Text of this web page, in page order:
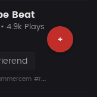
Beat
+
• 4.9k Plays
#rafcamora